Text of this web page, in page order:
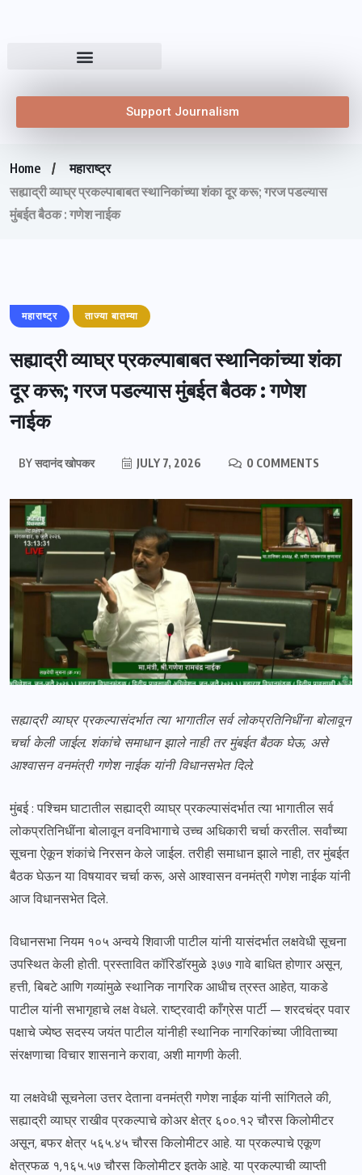
Support Journalism
Home
महाराष्ट्र
सह्याद्री व्याघ्र प्रकल्पाबाबत स्थानिकांच्या शंका दूर करू; गरज पडल्यास
मुंबईत बैठक : गणेश नाईक
महाराष्ट्र ताज्या बातम्या
सह्याद्री व्याघ्र प्रकल्पाबाबत स्थानिकांच्या शंका
दूर करू; गरज पडल्यास मुंबईत बैठक : गणेश
नाईक
BYसदानंद खोपकर JULY 7, 2026 0 COMMENTS
सह्याद्री व्याघ्र प्रकल्पासंदर्भात त्या भागातील सर्व लोकप्रतिनिधींना बोलावून
चर्चा केली जाईल. शंकांचे समाधान झाले नाही तर मुंबईत बैठक घेऊ, असे
आश्वासन वनमंत्री गणेश नाईक यांनी विधानसभेत दिले.
मुंबई : पश्चिम घाटातील सह्याद्री व्याघ्र प्रकल्पासंदर्भात त्या भागातील सर्व
लोकप्रतिनिधींना बोलावून वनविभागाचे उच्च अधिकारी चर्चा करतील. सर्वांच्या
सूचना ऐकून शंकांचे निरसन केले जाईल. तरीही समाधान झाले नाही, तर मुंबईत
बैठक घेऊन या विषयावर चर्चा करू, असे आश्वासन वनमंत्री गणेश नाईक यांनी
आज विधानसभेत दिले.
विधानसभा नियम १०५ अन्वये शिवाजी पाटील यांनी यासंदर्भात लक्षवेधी सूचना
उपस्थित केली होती. प्रस्तावित कॉरिडॉरमुळे ३७७ गावे बाधित होणार असून,
हत्ती, बिबटे आणि गव्यांमुळे स्थानिक नागरिक आधीच त्रस्त आहेत, याकडे
पाटील यांनी सभागृहाचे लक्ष वेधले. राष्ट्रवादी काँग्रेस पार्टी — शरदचंद्र पवार
पक्षाचे ज्येष्ठ सदस्य जयंत पाटील यांनीही स्थानिक नागरिकांच्या जीविताच्या
संरक्षणाचा विचार शासनाने करावा, अशी मागणी केली.
या लक्षवेधी सूचनेला उत्तर देताना वनमंत्री गणेश नाईक यांनी सांगितले की,
सह्याद्री व्याघ्र राखीव प्रकल्पाचे कोअर क्षेत्र ६००.१२ चौरस किलोमीटर
असून, बफर क्षेत्र ५६५.४५ चौरस किलोमीटर आहे. या प्रकल्पाचे एकूण
क्षेत्रफळ १,१६५.५७ चौरस किलोमीटर इतके आहे. या प्रकल्पाची व्याप्ती